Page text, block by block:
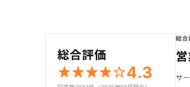
総合評価
4.3
総合
サ